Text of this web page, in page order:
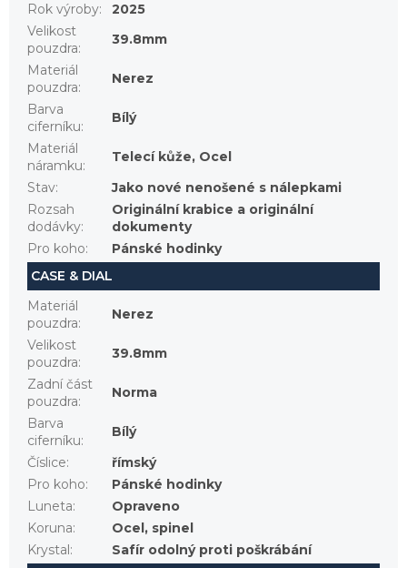
Rok výroby:
2025
Velikost
pouzdra:
39.8mm
Materiál
pouzdra:
Nerez
Barva
ciferníku:
Bílý
Materiál
náramku:
Telecí kůže, Ocel
Stav:
Jako nové nenošené s nálepkami
Rozsah
dodávky:
Originální krabice a originální
dokumenty
Pro koho:
Pánské hodinky
CASE & DIAL
Materiál
pouzdra:
Nerez
Velikost
pouzdra:
39.8mm
Zadní část
pouzdra:
Norma
Barva
ciferníku:
Bílý
Číslice:
římský
Pro koho:
Pánské hodinky
Luneta:
Opraveno
Koruna:
Ocel, spinel
Krystal :
Safír odolný proti poškrábání